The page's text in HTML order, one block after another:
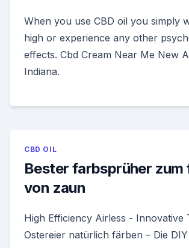
When you use CBD oil you simply
high or experience any other
effects. Cbd Cream Near Me New
Indiana.
CBD OIL
Bester farbsprüher zum
von zaun
High Efficiency Airless - Innovative
Ostereier natürlich färben – Die